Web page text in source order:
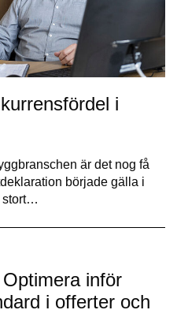
i
är det nog få
började gälla i
stort…
inför
i offerter och